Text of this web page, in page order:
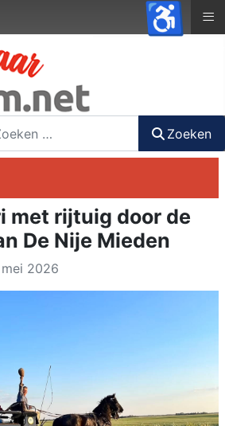
Zoeken
met rijtuig door de
De Nije Mieden
2026
≡
♿